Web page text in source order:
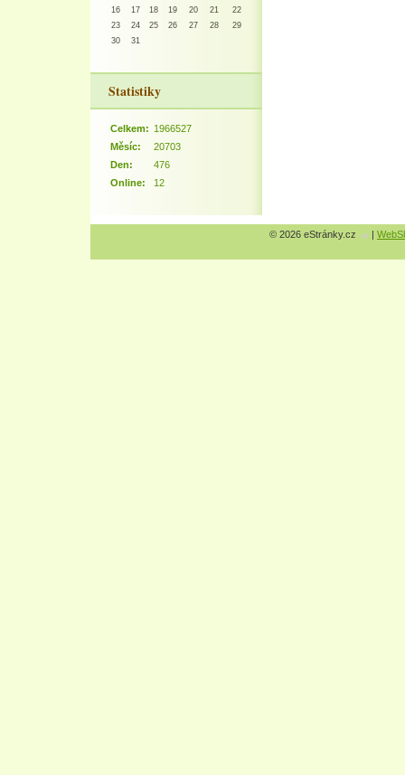
16
17 18 19 20 21
22
23
24 25 26 27 28
29
30
31
Statistiky
Online: 12
Celkem: 1966527
Měsíc:
20703
Den:
476
© 2026 eStránky.cz |